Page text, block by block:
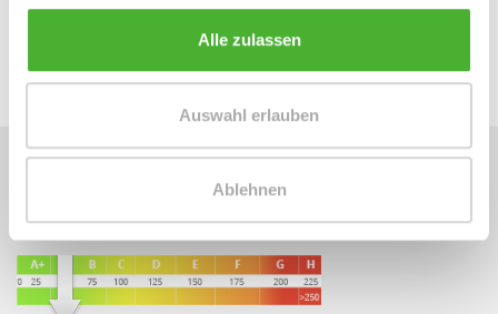
Alle zulassen
Auswahl erlauben
Ablehnen
info@silkekaufmann.de